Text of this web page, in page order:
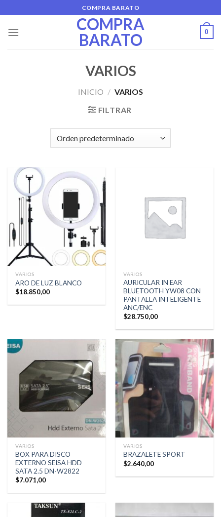
to
content
COMPRA BARATO
COMPRA
BARATO
0
VARIOS
INICIO / VARIOS
FILTRAR
VARIOS
ARO DE LUZ BLANCO
$18.850,00
VARIOS
AURICULAR IN EAR
BLUETOOTH YW08 CON
PANTALLA INTELIGENTE
ANC/ENC
$28.750,00
VARIOS
BOX PARA DISCO
EXTERNO SEISA HDD
SATA 2.5 DN-W2822
$7.071,00
VARIOS
BRAZALETE SPORT
$2.640,00